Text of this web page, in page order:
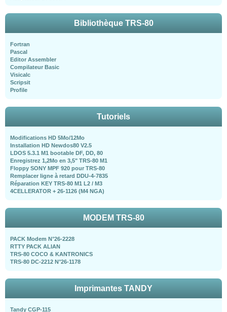
Bibliothèque TRS-80
Fortran
Pascal
Editor Assembler
Compilateur Basic
Visicalc
Scripsit
Profile
Tutoriels
Modifications HD 5Mo/12Mo
Installation HD Newdos80 V2.5
LDOS 5.3.1 M1 bootable DF, DD, 80
Enregistrez 1,2Mo en 3,5" TRS-80 M1
Floppy SONY MPF 920 pour TRS-80
Remplacer ligne à retard DDU-4-7835
Réparation KEY TRS-80 M1 L2 / M3
4CELLERATOR + 26-1126 (M4 NGA)
MODEM TRS-80
PACK Modem N°26-2228
RTTY PACK ALIAN
TRS-80 COCO & KANTRONICS
TRS-80 DC-2212 N°26-1178
Imprimantes TANDY
Tandy CGP-115